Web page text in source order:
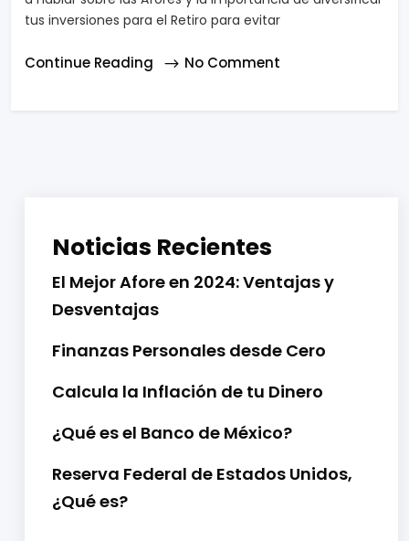
tus inversiones para el Retiro para evitar
Continue Reading No Comment
Noticias Recientes
El Mejor Afore en 2024: Ventajas y
Desventajas
Finanzas Personales desde Cero
Calcula la Inflación de tu Dinero
¿Qué es el Banco de México?
Reserva Federal de Estados Unidos,
¿Qué es?